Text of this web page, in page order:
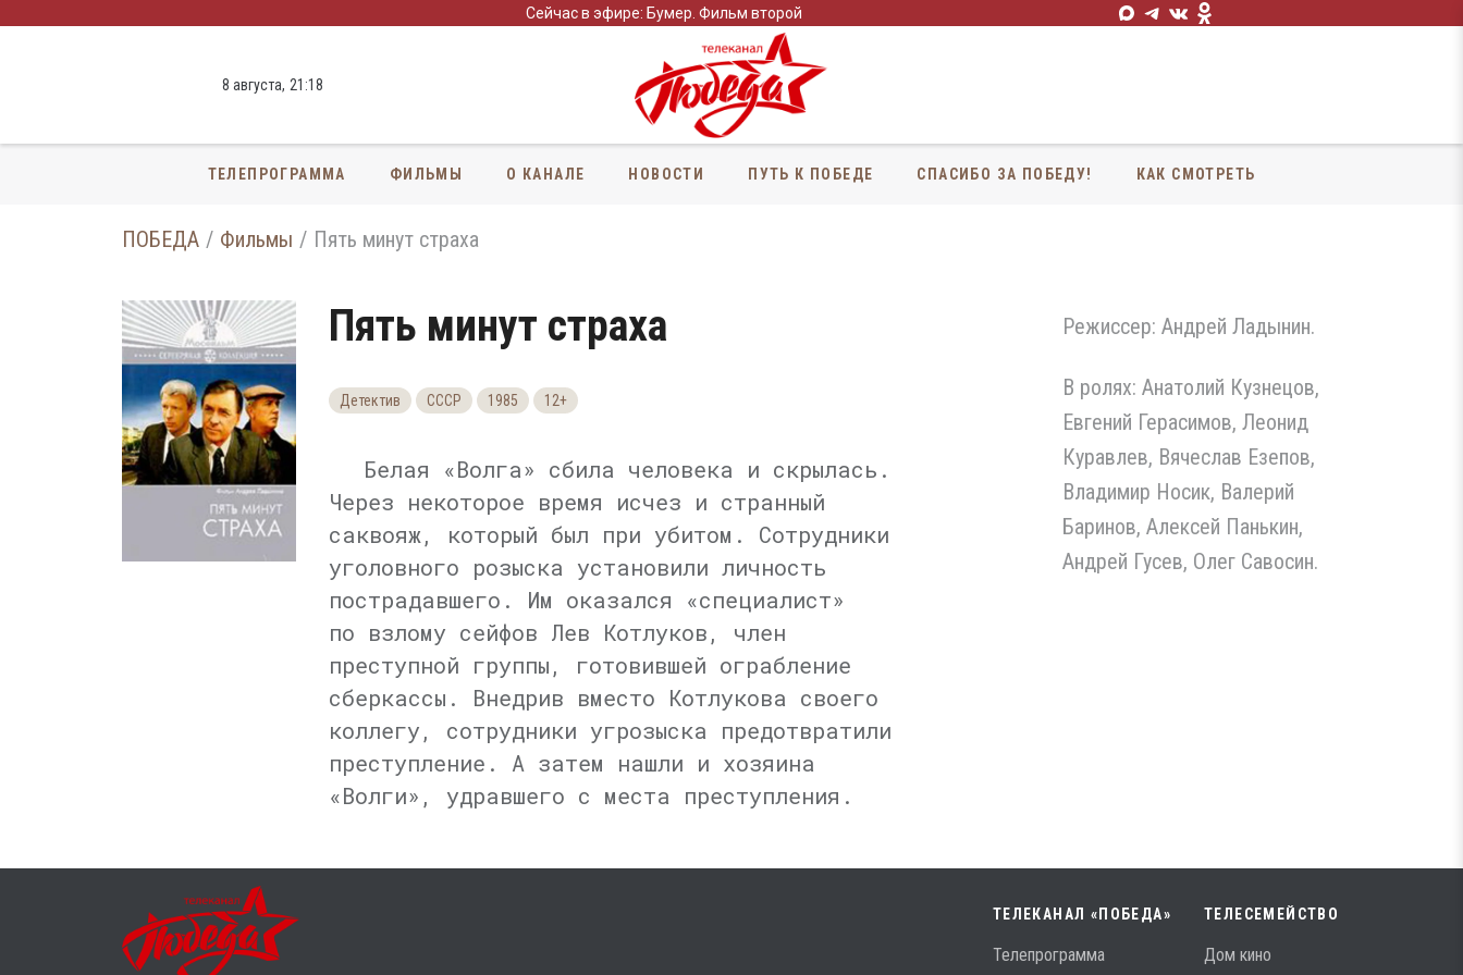
Сейчас в эфире: Бумер. Фильм второй
8 августа, 21 :18
ТЕЛЕПРОГРАММА ФИЛЬМЫ О КАНАЛЕ НОВОСТИ ПУТЬ К ПОБЕДЕ СПАСИБО ЗА ПОБЕДУ! КАК СМОТРЕТЬ
ПОБЕДА Фильмы Пять минут страха
Пять минут страха
Детектив СССР 1985 12+
Белая «Волга» сбила человека и скрылась.
Через некоторое время исчез и странный
саквояж, который был при убитом. Сотрудники
уголовного розыска установили личность
пострадавшего. Им оказался «специалист»
по взлому сейфов Лев Котлуков, член
преступной группы, готовившей ограбление
сберкассы. Внедрив вместо Котлукова своего
коллегу, сотрудники угрозыска предотвратили
преступление. А затем нашли и хозяина
«Волги», удравшего с места преступления.
Режиссер: Андрей Ладынин.
В ролях: Анатолий Кузнецов,
Евгений Герасимов, Леонид
Куравлев, Вячеслав Езепов,
Владимир Носик, Валерий
Баринов, Алексей Панькин,
Андрей Гусев, Олег Савосин.
ТЕЛЕКАНАЛ «ПОБЕДА»
Телепрограмма
ТЕЛЕСЕМЕЙСТВО
Дом кино